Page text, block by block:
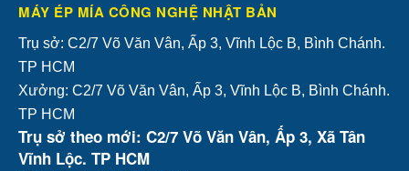
MÁY ÉP MÍA CÔNG NGHỆ NHẬT BẢN
Trụ sở: C2/7 Võ Văn Vân, Ấp 3, Vĩnh Lộc B, Bình Chánh.
TP HCM
Xưởng: C2/7 Võ Văn Vân, Ấp 3, Vĩnh Lộc B, Bình Chánh.
TP HCM
Trụ sở theo mới: C2/7 Võ Văn Vân, Ấp 3, Xã Tân
Vĩnh Lộc. TP HCM